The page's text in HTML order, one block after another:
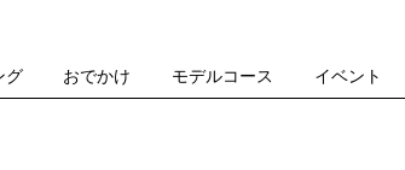
グ おでかけ モデルコース イベント